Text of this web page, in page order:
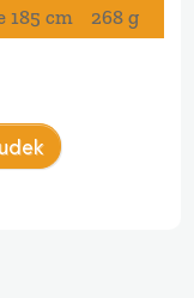
185 cm 268 g